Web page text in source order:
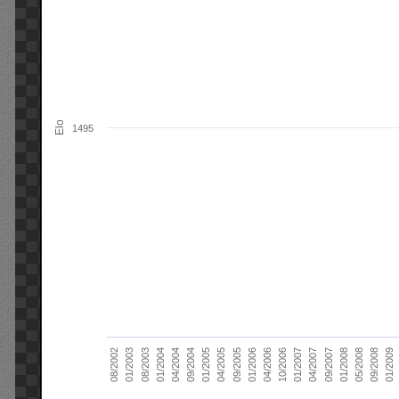
Elo
08/2002 01/2003 08/2003 01/2004 04/2004 09/2004 01/2005 04/2005 09/2005 01/2006 04/2006 10/2006 01/2007 04/2007 09/2007 01/2008 05/2008 09/2008 01/2009
1495